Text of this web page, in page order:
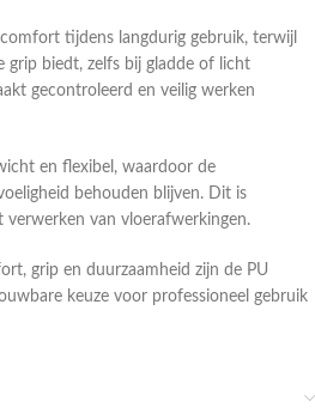
tijdens langdurig gebruik, terwijl
grip biedt, zelfs bij gladde of licht
gecontroleerd en veilig werken
en flexibel, waardoor de
behouden blijven. Dit is
verwerken van vloerafwerkingen.
grip en duurzaamheid zijn de PU
keuze voor professioneel gebruik